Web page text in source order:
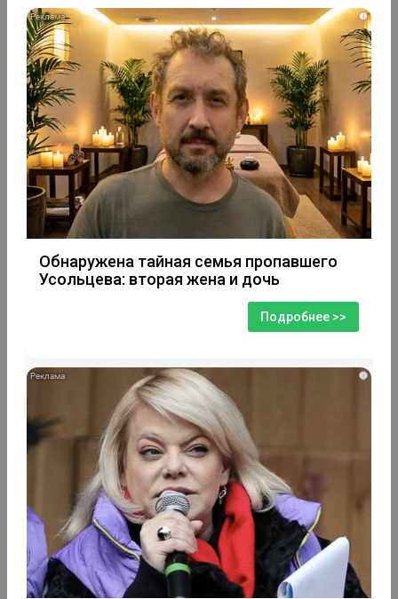
i
Обнаружена тайная семья пропавшего
Усольцева: вторая жена и дочь
Подробнее >>
i